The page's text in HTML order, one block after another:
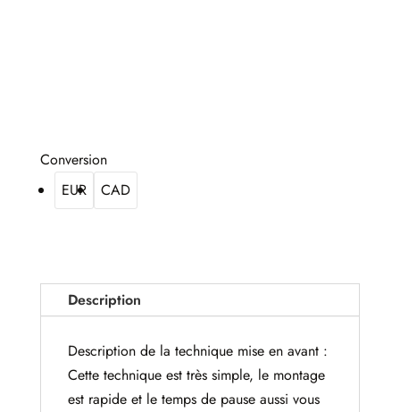
Conversion
EUR
CAD
Description
Description de la technique mise en avant :
Cette technique est très simple, le montage
est rapide et le temps de pause aussi vous